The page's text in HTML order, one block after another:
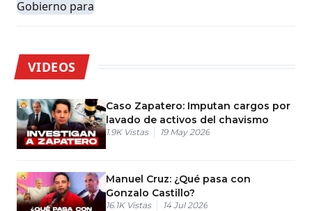
VIDEOS
Caso Zapatero: Imputan cargos por
lavado de activos del chavismo
1.9K Vistas 19 May 2026
Manuel Cruz: ¿Qué pasa con
Gonzalo Castillo?
16.1K Vistas 14 Jul 2026